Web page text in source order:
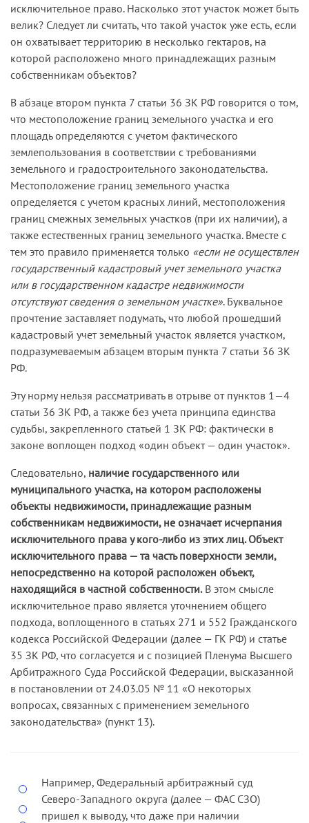
исключительное право. Насколько этот участок может быть
велик? Следует ли считать, что такой участок уже есть, если
он охватывает территорию в несколько гектаров, на
которой расположено много принадлежащих разным
собственникам объектов?
В абзаце втором пункта 7 статьи 36 ЗК РФ говорится о том,
что местоположение границ земельного участка и его
площадь определяются с учетом фактического
землепользования в соответствии с требованиями
земельного и градостроительного законодательства.
Местоположение границ земельного участка
определяется с учетом красных линий, местоположения
границ смежных земельных участков (при их наличии), а
также естественных границ земельного участка. Вместе с
тем это правило применяется только «если не осуществлен
государственный кадастровый учет земельного участка
или в государственном кадастре недвижимости
отсутствуют сведения о земельном участке». Буквальное
прочтение заставляет подумать, что любой прошедший
кадастровый учет земельный участок является участком,
подразумеваемым абзацем вторым пункта 7 статьи 36 ЗК
РФ.
Эту норму нельзя рассматривать в отрыве от пунктов 1—4
статьи 36 ЗК РФ, а также без учета принципа единства
судьбы, закрепленного статьей 1 ЗК РФ: фактически в
законе воплощен подход «один объект — один участок».
Следовательно, наличие государственного или
муниципального участка, на котором расположены
объекты недвижимости, принадлежащие разным
собственникам недвижимости, не означает исчерпания
исключительного права у кого-либо из этих лиц. Объект
исключительного права — та часть поверхности земли,
непосредственно на которой расположен объект,
находящийся в частной собственности.В этом смысле
исключительное право является уточнением общего
подхода, воплощенного в статьях 271 и 552 Гражданского
кодекса Российской Федерации (далее — ГК РФ) и статье
35 ЗК РФ, что согласуется и с позицией Пленума Высшего
Арбитражного Суда Российской Федерации, высказанной
в постановлении от 24.03.05 № 11 «О некоторых
вопросах, связанных с применением земельного
законодательства» (пункт 13).
Например, Федеральный арбитражный суд
Северо-Западного округа (далее — ФАС СЗО)
пришел к выводу, что даже при наличии